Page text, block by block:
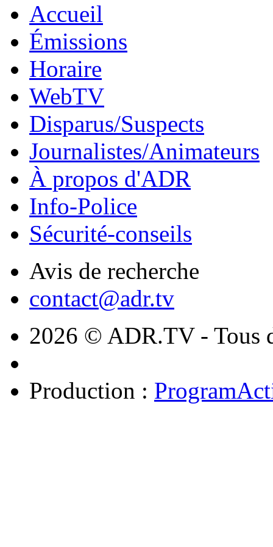
Accueil
Émissions
Horaire
WebTV
Disparus/Suspects
Journalistes/Animateurs
À propos d'ADR
Info-Police
Sécurité-conseils
Avis de recherche
contact@adr.tv
2026 © ADR.TV - Tous
Production :